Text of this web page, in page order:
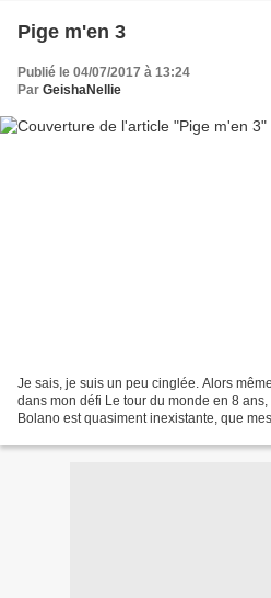
Pige m'en 3
Publié le 04/07/2017 à 13:24
Par GeishaNellie
Je sais, je suis un peu cinglée. Alors
dans mon défi Le tour du monde en 8
Bolano est quasiment inexistante, que